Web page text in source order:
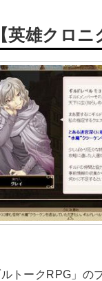
雄クロニ
トークRPG」の